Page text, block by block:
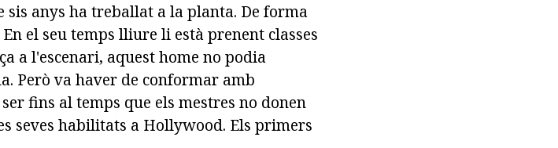
sis anys ha treballat a la planta. De forma
el seu temps lliure li està prenent classes
a l'escenari, aquest home no podia
Però va haver de conformar amb
fins al temps que els mestres no donen
seves habilitats a Hollywood. Els primers